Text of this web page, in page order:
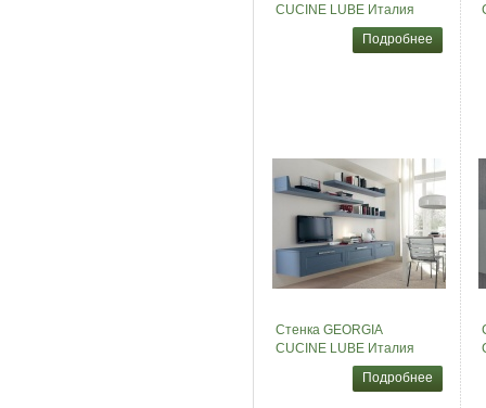
CUCINE LUBE Италия
Подробнее
Стенка GEORGIA
CUCINE LUBE Италия
Подробнее